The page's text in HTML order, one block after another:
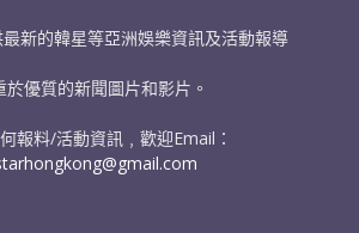
新的韓星等亞洲娛樂資訊及活動報導
於優質的新聞圖片和影片。
報料/活動資訊﹐歡迎Email：